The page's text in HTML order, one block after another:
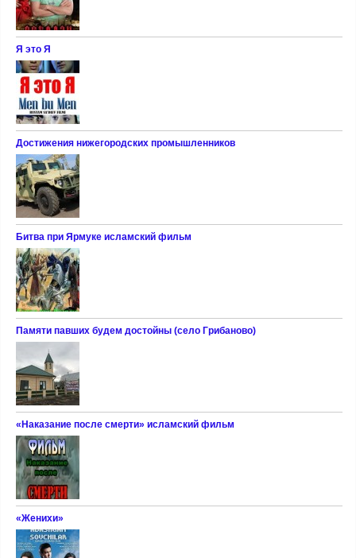
Я это Я
Достижения нижегородских промышленников
Битва при Ярмуке исламский фильм
Памяти павших будем достойны (село Грибаново)
«Наказание после смерти» исламский фильм
«Женихи»